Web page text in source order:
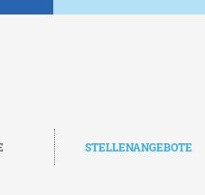
STELLENANGEBOTE